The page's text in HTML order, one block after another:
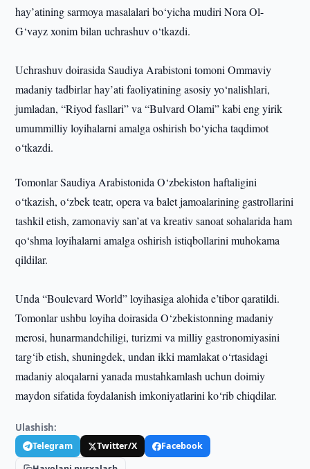
hay’atining sarmoya masalalari bo‘yicha mudiri Nоra Ol-
G‘vаyz xonim bilan uchrashuv o‘tkazdi.
Uchrashuv doirasida Saudiya Arabistoni tomoni Ommaviy
madaniy tadbirlar hay’ati faoliyatining asosiy yo‘nalishlari,
jumladan, “Riyod fasllari” va “Bulvard Olami” kabi eng yirik
umummilliy loyihalarni amalga oshirish bo‘yicha taqdimot
o‘tkazdi.
Tomonlar Saudiya Arabistonida O‘zbekiston haftaligini
o‘tkazish, o‘zbek teatr, opera va balet jamoalarining gastrollarini
tashkil etish, zamonaviy san’at va kreativ sanoat sohalarida ham
qo‘shma loyihalarni amalga oshirish istiqbollarini muhokama
qildilar.
Unda “Boulevard World” loyihasiga alohida e’tibor qaratildi.
Tomonlar ushbu loyiha doirasida O‘zbekistonning madaniy
merosi, hunarmandchiligi, turizmi va milliy gastronomiyasini
targ‘ib etish, shuningdek, undan ikki mamlakat o‘rtasidagi
madaniy aloqalarni yanada mustahkamlash uchun doimiy
maydon sifatida foydalanish imkoniyatlarini ko‘rib chiqdilar.
Ulashish:
Telegram Twitter/X
Facebook